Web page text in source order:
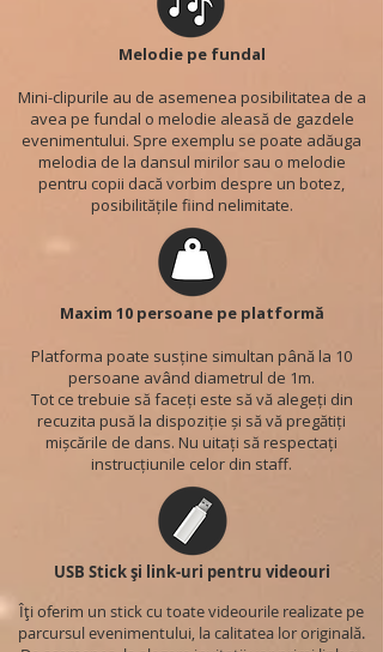
Melodie pe fundal
Mini-clipurile au de asemenea posibilitatea de a
avea pe fundal o melodie aleasă de gazdele
evenimentului. Spre exemplu se poate adăuga
melodia de la dansul mirilor sau o melodie
pentru copii dacă vorbim despre un botez,
posibilitățile fiind nelimitate.
Maxim 10 persoane pe platformă
Platforma poate susține simultan până la 10
persoane având diametrul de 1m.
Tot ce trebuie să faceți este să vă alegeți din
recuzita pusă la dispoziție și să vă pregătiți
mișcările de dans. Nu uitați să respectați
instrucțiunile celor din staff.
USB Stick și link-uri pentru videouri
Îți oferim un stick cu toate videourile realizate pe
parcursul evenimentului, la calitatea lor originală.